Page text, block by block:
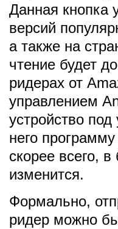
Данная кнопка
версий
а также на
чтение будет
ридерах от
управлением
устройство
него
скорее всего,
изменится.
Формально,
ридер можно